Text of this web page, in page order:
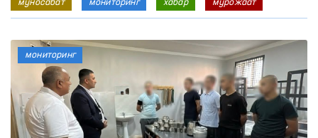
муносабат мониторинг хабар мурожаат
мониторинг